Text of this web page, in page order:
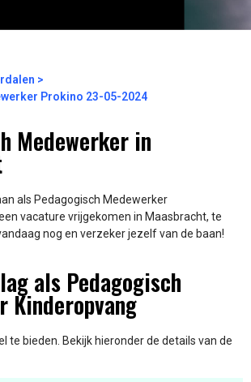
Prokino 23-05-2024
Medewerker in
als Pedagogisch Medewerker
vacature vrijgekomen in Maasbracht, te
nog en verzeker jezelf van de baan!
als Pedagogisch
Kinderopvang
te bieden. Bekijk hieronder de details van de